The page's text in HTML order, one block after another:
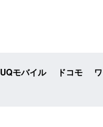
UQモバイル ドコモ